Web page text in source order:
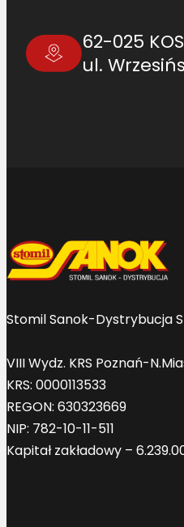
62-025
ul.
Stomil Sanok-Dystrybucja
VIII Wydz. KRS Poznań-
KRS: 0000113533
REGON: 630323669
NIP: 782-10-11-511
Kapitał zakładowy –